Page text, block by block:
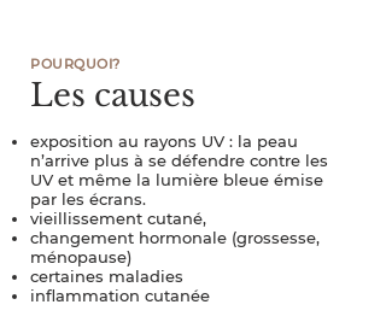
POURQUOI?
Les causes
exposition au rayons UV : la peau
n’arrive plus à se défendre contre les
UV et même la lumière bleue émise
par les écrans.
vieillissement cutané,
changement hormonale (grossesse,
ménopause)
certaines maladies
inflammation cutanée